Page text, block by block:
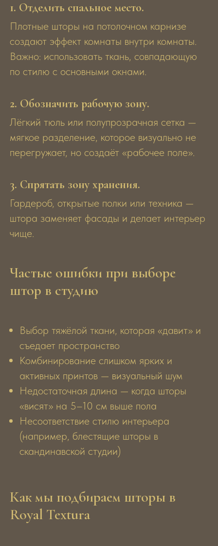
1. Отделить спальное место.
Плотные шторы на потолочном карнизе
создают эффект комнаты внутри комнаты.
Важно: использовать ткань, совпадающую
по стилю с основными окнами.
2. Обозначить рабочую зону.
Лёгкий тюль или полупрозрачная сетка —
мягкое разделение, которое визуально не
перегружает, но создаёт «рабочее поле».
3. Спрятать зону хранения.
Гардероб, открытые полки или техника —
штора заменяет фасады и делает интерьер
чище.
Частые ошибки при выборе
штор в студию
Выбор тяжёлой ткани, которая «давит» и
съедает пространство
Комбинирование слишком ярких и
активных принтов — визуальный шум
Недостаточная длина — когда шторы
«висят» на 5–10 см выше пола
Несоответствие стилю интерьера
(например, блестящие шторы в
скандинавской студии)
Как мы подбираем шторы в
Royal Textura